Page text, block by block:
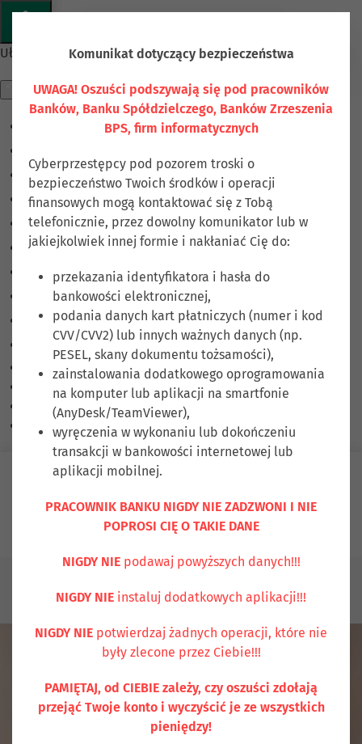
Ułatwienia dostępu
Odwróć kolory
Ciemny kontrast
Jasny kontrast
Niskie nasycenie
Wysokie nasycenie
Zaznacz linki
Zaznacz nagłówki
Czytnik ekranu
Tryb czytania
Skalowanie treści 100 %
Czcionka 100%
Wysokość linii 100%
Odstęp liter 100 %
Ubezpiecz się Kontakt
oszczędnościowy PROFIT
Komunikat dotyczący bezpieczeństwa
UWAGA! Oszuści podszywają się pod pracowników
Banków, Banku Spółdzielczego, Banków Zrzeszenia
BPS, firm informatycznych
Cyberprzestępcy pod pozorem troski o
bezpieczeństwo Twoich środków i operacji
finansowych mogą kontaktować się z Tobą
telefonicznie, przez dowolny komunikator lub w
jakiejkolwiek innej formie i nakłaniać Cię do:
przekazania identyfikatora i hasła do
bankowości elektronicznej,
podania danych kart płatniczych (numer i kod
CVV/CVV2) lub innych ważnych danych (np.
PESEL, skany dokumentu tożsamości),
zainstalowania dodatkowego oprogramowania
na komputer lub aplikacji na smartfonie
(AnyDesk/TeamViewer),
wyręczenia w wykonaniu lub dokończeniu
transakcji w bankowości internetowej lub
aplikacji mobilnej.
PRACOWNIK BANKU NIGDY NIE ZADZWONI I NIE
POPROSI CIĘ O TAKIE DANE
NIGDY NIEpodawaj powyższych danych!!!
NIGDY NIE instaluj dodatkowych aplikacji!!!
NIGDY NIE potwierdzaj żadnych operacji, które nie
były zlecone przez Ciebie!!!
PAMIĘTAJ, od CIEBIE zależy, czy oszuści zdołają
przejąć Twoje konto i wyczyścić je ze wszystkich
pieniędzy!